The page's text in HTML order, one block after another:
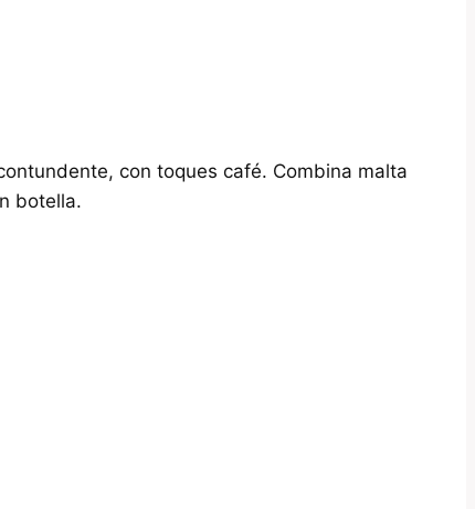
con toques café. Combina malta
botella.